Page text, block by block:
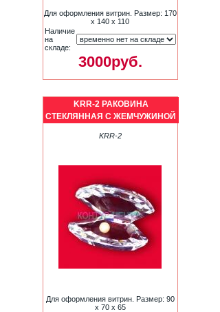
Для оформления витрин. Размер: 170
х 140 х 110
Наличие
на
складе:
3000руб.
KRR-2 РАКОВИНА
СТЕКЛЯННАЯ С ЖЕМЧУЖИНОЙ
KRR-2
Для оформления витрин. Размер: 90
х 70 х 65